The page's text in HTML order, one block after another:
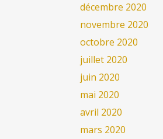
décembre 2020
novembre 2020
octobre 2020
juillet 2020
juin 2020
mai 2020
avril 2020
mars 2020